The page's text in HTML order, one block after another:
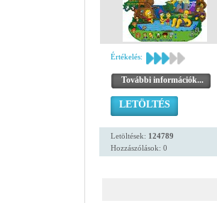
Értékelés:
További információk...
LETÖLTÉS
Letöltések: 124789
Hozzászólások: 0